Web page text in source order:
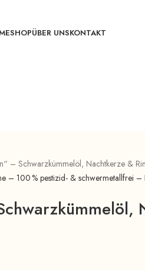
SHOPÜBER UNSKONTAKT
– Schwarzkümmelöl, Nachtkerze &